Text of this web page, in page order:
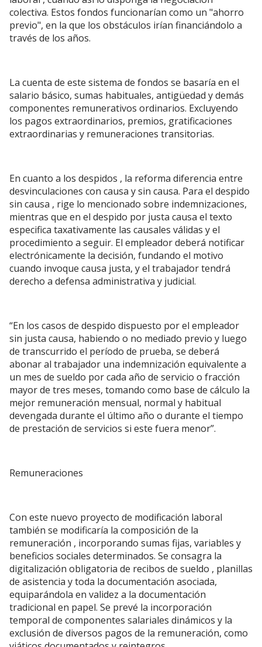
colectiva. Estos fondos funcionarían como un "ahorro
previo", en la que los obstáculos irían financiándolo a
través de los años.
La cuenta de este sistema de fondos se basaría en el
salario básico, sumas habituales, antigüedad y demás
componentes remunerativos ordinarios. Excluyendo
los pagos extraordinarios, premios, gratificaciones
extraordinarias y remuneraciones transitorias.
En cuanto a los despidos , la reforma diferencia entre
desvinculaciones con causa y sin causa. Para el despido
sin causa , rige lo mencionado sobre indemnizaciones,
mientras que en el despido por justa causa el texto
especifica taxativamente las causales válidas y el
procedimiento a seguir. El empleador deberá notificar
electrónicamente la decisión, fundando el motivo
cuando invoque causa justa, y el trabajador tendrá
derecho a defensa administrativa y judicial.
“En los casos de despido dispuesto por el empleador
sin justa causa, habiendo o no mediado previo y luego
de transcurrido el período de prueba, se deberá
abonar al trabajador una indemnización equivalente a
un mes de sueldo por cada año de servicio o fracción
mayor de tres meses, tomando como base de cálculo la
mejor remuneración mensual, normal y habitual
devengada durante el último año o durante el tiempo
de prestación de servicios si este fuera menor”.
Remuneraciones
Con este nuevo proyecto de modificación laboral
también se modificaría la composición de la
remuneración , incorporando sumas fijas, variables y
beneficios sociales determinados. Se consagra la
digitalización obligatoria de recibos de sueldo , planillas
de asistencia y toda la documentación asociada,
equiparándola en validez a la documentación
tradicional en papel. Se prevé la incorporación
temporal de componentes salariales dinámicos y la
exclusión de diversos pagos de la remuneración, como